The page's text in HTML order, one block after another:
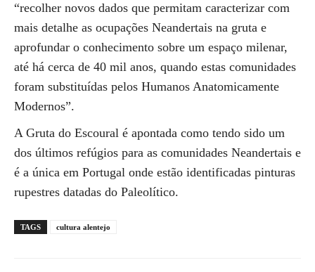
“recolher novos dados que permitam caracterizar com
mais detalhe as ocupações Neandertais na gruta e
aprofundar o conhecimento sobre um espaço milenar,
até há cerca de 40 mil anos, quando estas comunidades
foram substituídas pelos Humanos Anatomicamente
Modernos”.
A Gruta do Escoural é apontada como tendo sido um
dos últimos refúgios para as comunidades Neandertais e
é a única em Portugal onde estão identificadas pinturas
rupestres datadas do Paleolítico.
TAGS cultura alentejo